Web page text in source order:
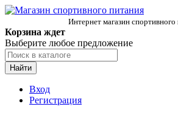
Интернет магазин спортивного
Корзина ждет
Выберите любое предложение
Найти
Вход
Регистрация